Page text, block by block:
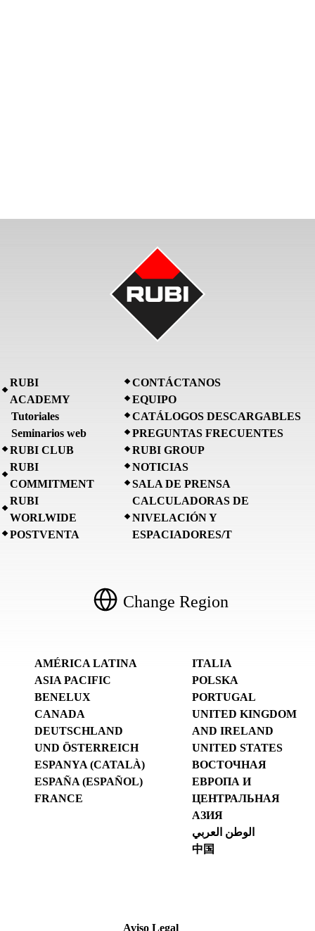
RUBI
ACADEMY
Tutoriales
Seminarios web
RUBI CLUB
RUBI
COMMITMENT
RUBI
WORLWIDE
POSTVENTA
CONTÁCTANOS
EQUIPO
CATÁLOGOS DESCARGABLES
PREGUNTAS FRECUENTES
RUBI GROUP
NOTICIAS
SALA DE PRENSA
CALCULADORAS DE
NIVELACIÓN Y
ESPACIADORES/T
Change Region
AMÉRICA LATINA
ASIA PACIFIC
BENELUX
CANADA
DEUTSCHLAND
UND ÖSTERREICH
ESPANYA (CATALÀ)
ESPAÑA (ESPAÑOL)
FRANCE
ITALIA
POLSKA
PORTUGAL
UNITED KINGDOM
AND IRELAND
UNITED STATES
ВОСТОЧНАЯ
ЕВРОПА И
ЦЕНТРАЛЬНАЯ
АЗИЯ
الوطن العربي
中国
Aviso Legal